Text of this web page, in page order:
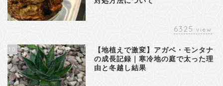
6325 view
10
【地植えで激変】アガベ・モンタナ
の成長記録｜寒冷地の庭で太った理
由と冬越し結果